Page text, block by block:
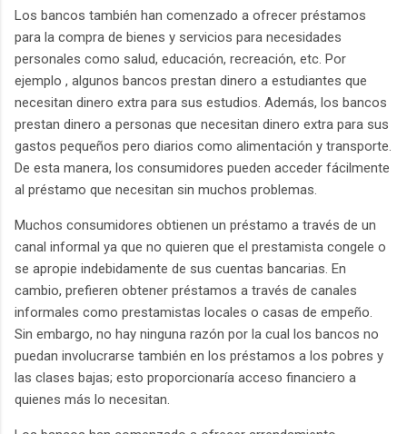
Los bancos también han comenzado a ofrecer préstamos
para la compra de bienes y servicios para necesidades
personales como salud, educación, recreación, etc. Por
ejemplo , algunos bancos prestan dinero a estudiantes que
necesitan dinero extra para sus estudios. Además, los bancos
prestan dinero a personas que necesitan dinero extra para sus
gastos pequeños pero diarios como alimentación y transporte.
De esta manera, los consumidores pueden acceder fácilmente
al préstamo que necesitan sin muchos problemas.
Muchos consumidores obtienen un préstamo a través de un
canal informal ya que no quieren que el prestamista congele o
se apropie indebidamente de sus cuentas bancarias. En
cambio, prefieren obtener préstamos a través de canales
informales como prestamistas locales o casas de empeño.
Sin embargo, no hay ninguna razón por la cual los bancos no
puedan involucrarse también en los préstamos a los pobres y
las clases bajas; esto proporcionaría acceso financiero a
quienes más lo necesitan.